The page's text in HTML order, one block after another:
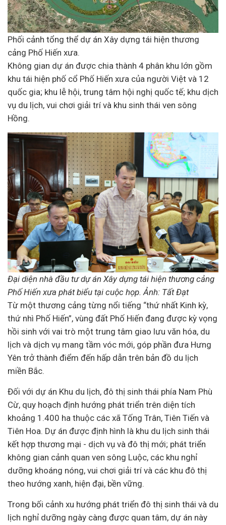
Phối cảnh tổng thể dự án Xây dựng tái hiện thương
cảng Phố Hiến xưa.
Không gian dự án được chia thành 4 phân khu lớn gồm
khu tái hiện phố cổ Phố Hiến xưa của người Việt và 12
quốc gia; khu lễ hội, trung tâm hội nghị quốc tế; khu dịch
vụ du lịch, vui chơi giải trí và khu sinh thái ven sông
Hồng.
Đại diện nhà đầu tưdự án Xây dựng tái hiện thương cảng
Phố Hiến xưa phát biểu tại cuộc họp. Ảnh: Tất Đạt
Từ một thương cảng từng nổi tiếng “thứ nhất Kinh kỳ,
thứ nhì Phố Hiến”, vùng đất Phố Hiến đang được kỳ vọng
hồi sinh với vai trò một trung tâm giao lưu văn hóa, du
lịch và dịch vụ mang tầm vóc mới, góp phần đưa Hưng
Yên trở thành điểm đến hấp dẫn trên bản đồ du lịch
miền Bắc.
Đối với dự án Khu du lịch, đô thị sinh thái phía Nam Phù
Cừ, quy hoạch định hướng phát triển trên diện tích
khoảng 1.400 ha thuộc các xã Tống Trân, Tiên Tiến và
Tiên Hoa. Dự án được định hình là khu du lịch sinh thái
kết hợp thương mại - dịch vụ và đô thị mới; phát triển
không gian cảnh quan ven sông Luộc, các khu nghỉ
dưỡng khoáng nóng, vui chơi giải trí và các khu đô thị
theo hướng xanh, hiện đại, bền vững.
Trong bối cảnh xu hướng phát triển đô thị sinh thái và du
lịch nghỉ dưỡng ngày càng được quan tâm, dự án này